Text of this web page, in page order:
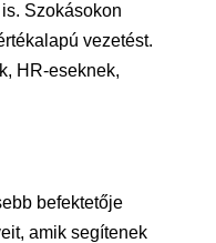
Szokásokon
vezetést.
HR-eseknek,
befektetője
amik segítenek